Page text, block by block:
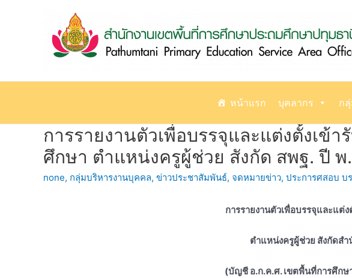
หน้าแรก บุคลากร ก
การรายงานตัวเพื่อบรรจุและแต่งตั้งเข้
ศึกษา ตำแหน่งครูผู้ช่วย สังกัด สพฐ. ปี พ
none, กลุ่มบริหารงานบุคคล, ข่าวประชาสัมพันธ์, จดหมายข่าว, ประการศสอบ บ
การรายงานตัวเพื่อบรรจุและแต่
ตำแหน่งครูผู้ช่วย สังกัดส
(บัญชี อ.ก.ค.ศ. เขตพื้นที่การศึกษ